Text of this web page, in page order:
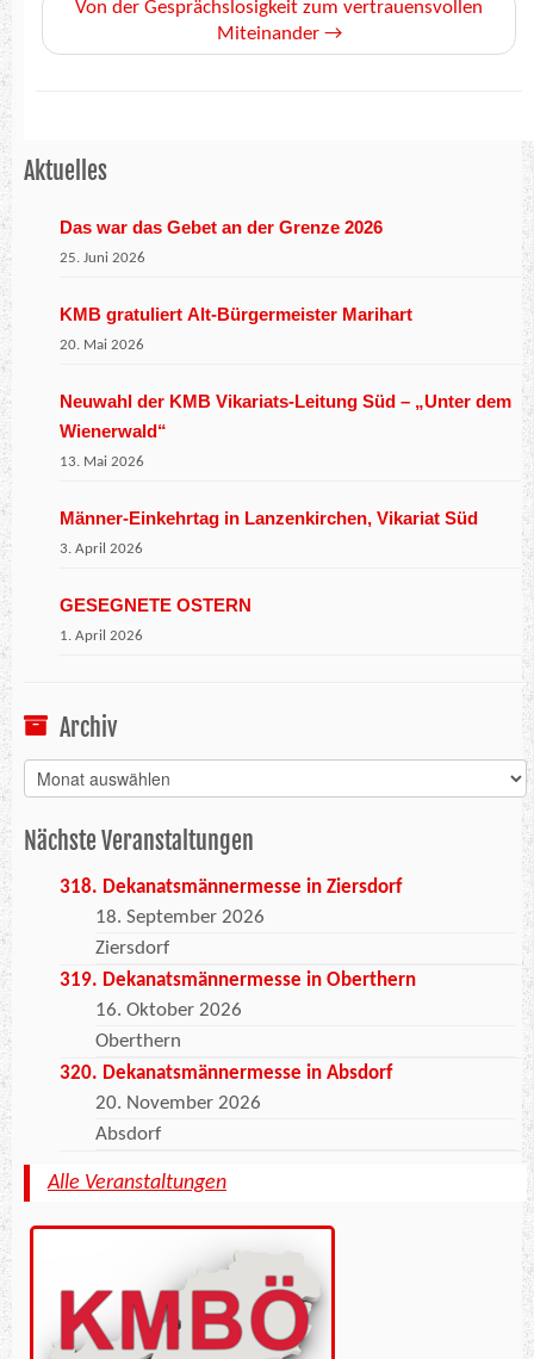
Von der Gesprächslosigkeit zum vertrauensvollen
Miteinander →
Aktuelles
Das war das Gebet an der Grenze 2026
25. Juni 2026
KMB gratuliert Alt-Bürgermeister Marihart
20. Mai 2026
Neuwahl der KMB Vikariats-Leitung Süd – „Unter dem
Wienerwald“
13. Mai 2026
Männer-Einkehrtag in Lanzenkirchen, Vikariat Süd
3. April 2026
GESEGNETE OSTERN
1. April 2026
Archiv
Archiv
Nächste Veranstaltungen
318. Dekanatsmännermesse in Ziersdorf
18. September 2026
Ziersdorf
319. Dekanatsmännermesse in Oberthern
16. Oktober 2026
Oberthern
320. Dekanatsmännermesse in Absdorf
20. November 2026
Absdorf
Alle Veranstaltungen